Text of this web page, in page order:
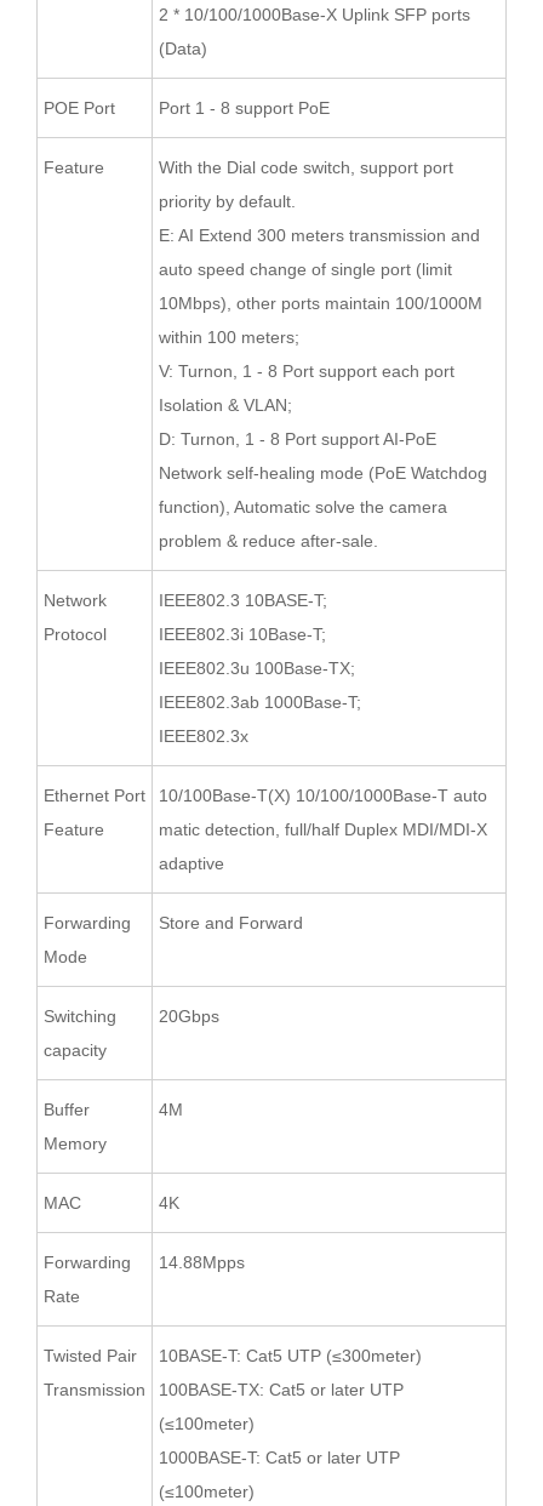
2 * 10/100/1000Base-X Uplink SFP ports
(Data)
POE Port Port 1 - 8 support PoE
Feature
With the Dial code switch, support port
priority by default.
E: AI Extend 300 meters transmission and
auto speed change of single port (limit
10Mbps), other ports maintain 100/1000M
within 100 meters;
V: Turnon, 1 - 8 Port support each port
Isolation & VLAN;
D: Turnon, 1 - 8 Port support AI-PoE
Network self-healing mode (PoE Watchdog
function), Automatic solve the camera
problem & reduce after-sale.
Network
Protocol
IEEE802.3 10BASE-T;
IEEE802.3i 10Base-T;
IEEE802.3u 100Base-TX;
IEEE802.3ab 1000Base-T;
IEEE802.3x
Ethernet Port
Feature
10/100Base-T(X) 10/100/1000Base-T auto
matic detection, full/half Duplex MDI/MDI-X
adaptive
Forwarding
Mode
Store and Forward
Switching
capacity
20Gbps
Buffer
Memory
4M
MAC 4K
Forwarding
Rate
14.88Mpps
Twisted Pair
Transmission
10BASE-T: Cat5 UTP (≤300meter)
100BASE-TX: Cat5 or later UTP
(≤100meter)
1000BASE-T: Cat5 or later UTP
(≤100meter)